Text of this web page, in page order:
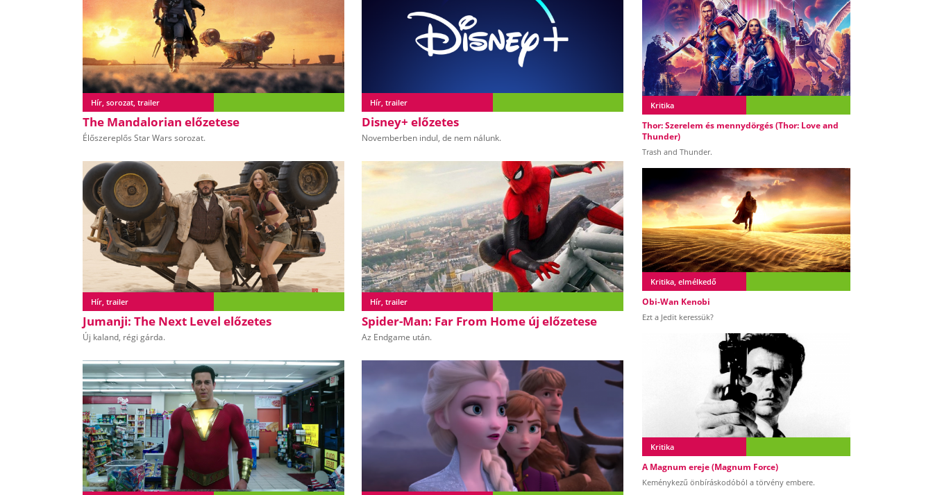
Hír, sorozat, trailer
The Mandalorian előzetese
Élőszereplős Star Wars sorozat.
Hír, trailer
Jumanji: The Next Level előzetes
Új kaland, régi gárda.
Hír, trailer
Disney+ előzetes
Novemberben indul, de nem nálunk.
Hír, trailer
Spider-Man: Far From Home új előzetese
Az Endgame után.
Kritika
Thor: Szerelem és mennydörgés (Thor: Love and
Thunder)
Trash and Thunder.
Kritika, elmélkedő
Obi-Wan Kenobi
Ezt a Jedit keressük?
Kritika
A Magnum ereje (Magnum Force)
Keménykezű önbíráskodóból a törvény embere.